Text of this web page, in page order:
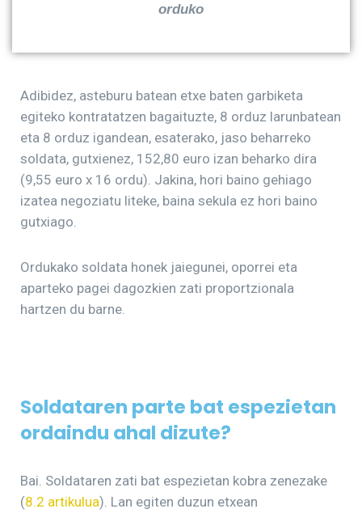
orduko
Adibidez, asteburu batean etxe baten garbiketa
egiteko kontratatzen bagaituzte, 8 orduz larunbatean
eta 8 orduz igandean, esaterako, jaso beharreko
soldata, gutxienez, 152,80 euro izan beharko dira
(9,55 euro x 16 ordu). Jakina, hori baino gehiago
izatea negoziatu liteke, baina sekula ez hori baino
gutxiago.
Ordukako soldata honek jaiegunei, oporrei eta
aparteko pagei dagozkien zati proportzionala
hartzen du barne.
Soldataren parte bat espezietan
ordaindu ahal dizute?
Bai. Soldataren zati bat espezietan kobra zenezake
(8.2 artikulua). Lan egiten duzun etxean